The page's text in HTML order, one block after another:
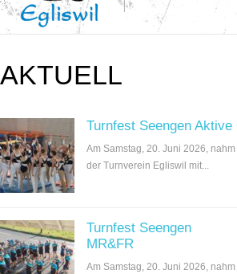
AKTUELL
Turnfest Seengen Aktive
Am Samstag, 20. Juni 2026, nahm
der Turnverein Egliswil mit...
Turnfest Seengen
MR&FR
Am Samstag, 20. Juni 2026, nahm